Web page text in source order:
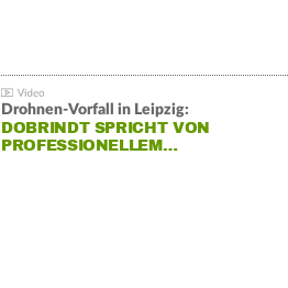
Drohnen-Vorfall in Leipzig:
DOBRINDT SPRICHT VON
PROFESSIONELLEM…